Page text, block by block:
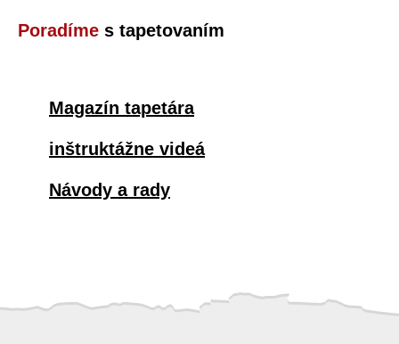
Poradíme s tapetovaním
Magazín tapetára
inštruktážne videá
Návody a rady